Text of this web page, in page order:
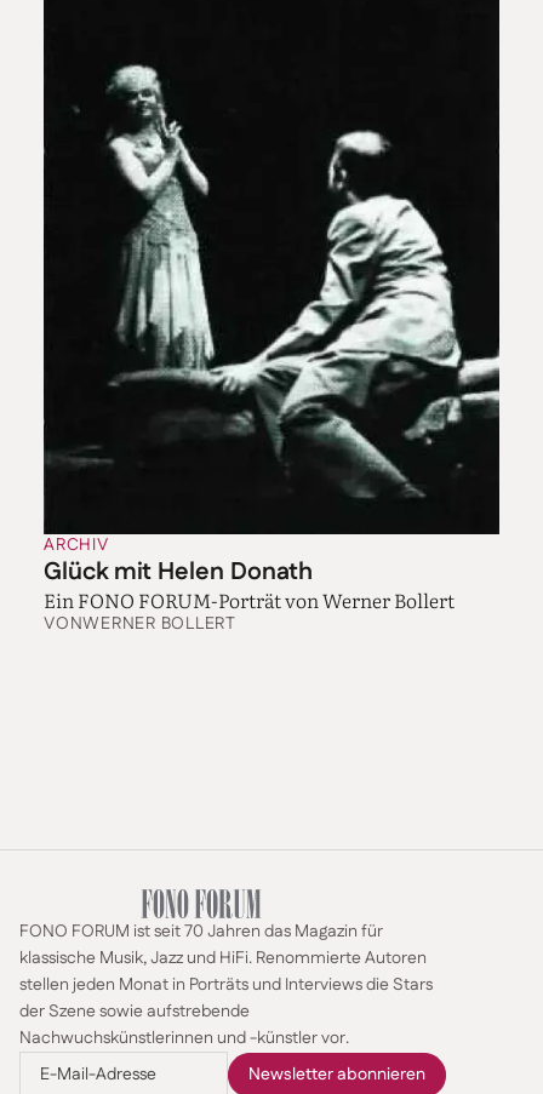
ARCHIV
Glück mit Helen Donath
Ein FONO FORUM-Porträt von Werner Bollert
VONWERNER BOLLERT
FONO FORUM ist seit 70 Jahren das Magazin für
klassische Musik, Jazz und HiFi. Renommierte Autoren
stellen jeden Monat in Porträts und Interviews die Stars
der Szene sowie aufstrebende
Nachwuchskünstlerinnen und -künstler vor.